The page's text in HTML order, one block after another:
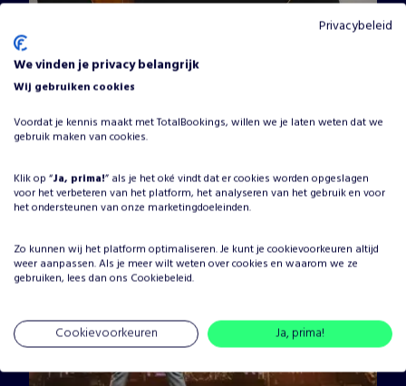
Vanaf€2250 Tributebands
Allround Ceremonie
Privacybeleid
We vinden je privacy belangrijk
Wij gebruiken cookies
Voordat je kennis maakt met TotalBookings, willen we je laten weten dat we
gebruik maken van cookies.
Klik op “Ja, prima!” als je het oké vindt dat er cookies worden opgeslagen
voor het verbeteren van het platform, het analyseren van het gebruik en voor
het ondersteunen van onze marketingdoeleinden.
Zo kunnen wij het platform optimaliseren. Je kunt je cookievoorkeuren altijd
weer aanpassen. Als je meer wilt weten over cookies en waarom we ze
gebruiken, lees dan ons Cookiebeleid.
Cookievoorkeuren Ja, prima!